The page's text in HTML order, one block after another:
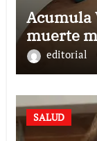
Acumula
muerte
editorial
SALUD